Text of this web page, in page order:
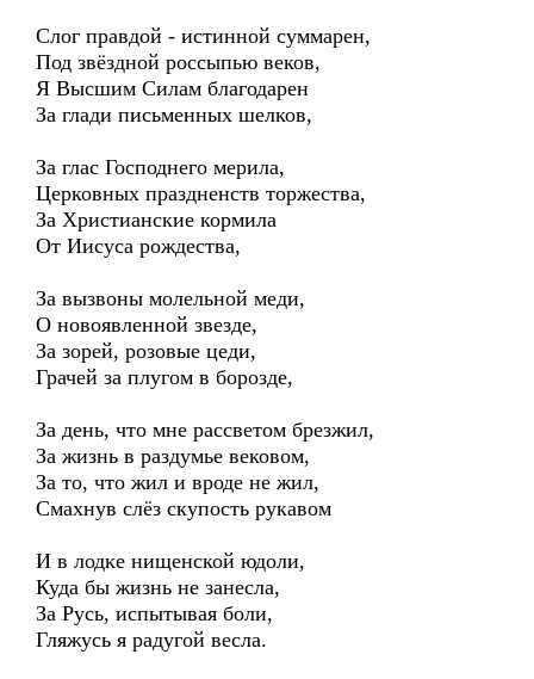
Слог правдой - истинной суммарен,
Под звёздной россыпью веков,
Я Высшим Силам благодарен
За глади письменных шелков,
За глас Господнего мерила,
Церковных праздненств торжества,
За Христианские кормила
От Иисуса рождества,
За вызвоны молельной меди,
О новоявленной звезде,
За зорей, розовые цеди,
Грачей за плугом в борозде,
За день, что мне рассветом брезжил,
За жизнь в раздумье вековом,
За то, что жил и вроде не жил,
Смахнув слёз скупость рукавом
И в лодке нищенской юдоли,
Куда бы жизнь не занесла,
За Русь, испытывая боли,
Гляжусь я радугой весла.